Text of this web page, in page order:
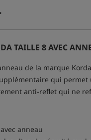
TAILLE 8 AVEC
de la marque
qui
anti-reflet qui ne
anneau